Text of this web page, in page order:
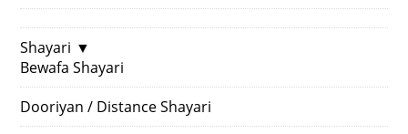
Shayari ▼
Bewafa Shayari
Dooriyan / Distance Shayari